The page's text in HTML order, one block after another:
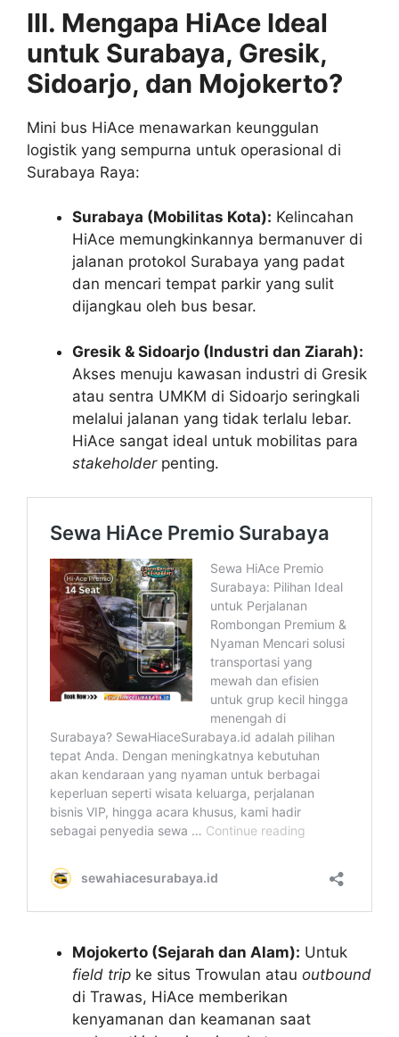
III. Mengapa HiAce Ideal
untuk Surabaya, Gresik,
Sidoarjo, dan Mojokerto?
Mini bus HiAce menawarkan keunggulan
logistik yang sempurna untuk operasional di
Surabaya Raya:
Surabaya (Mobilitas Kota): Kelincahan
HiAce memungkinkannya bermanuver di
jalanan protokol Surabaya yang padat
dan mencari tempat parkir yang sulit
dijangkau oleh bus besar.
Gresik & Sidoarjo (Industri dan Ziarah):
Akses menuju kawasan industri di Gresik
atau sentra UMKM di Sidoarjo seringkali
melalui jalanan yang tidak terlalu lebar.
HiAce sangat ideal untuk mobilitas para
stakeholderpenting.
Mojokerto (Sejarah dan Alam): Untuk
field trip ke situs Trowulan atau outbound
di Trawas, HiAce memberikan
kenyamanan dan keamanan saat